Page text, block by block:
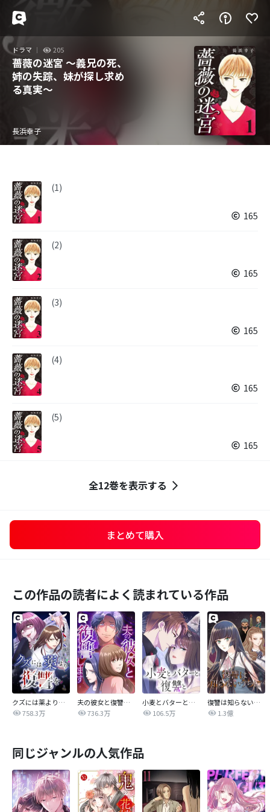
ドラマ 205
薔薇の迷宮 ～義兄の死、
姉の失踪、妹が探し求め
る真実～
長浜幸子
(1)
165
(2)
165
(3)
165
(4)
165
(5)
165
全12巻を表示する
まとめて購入
この作品の読者によく読まれている作品
クズには薬より復讐を
758.3万
夫の彼女と復讐します
736.3万
小麦とバターと復讐と
106.5万
復讐は知らないうちに
1.3億
同じジャンルの人気作品